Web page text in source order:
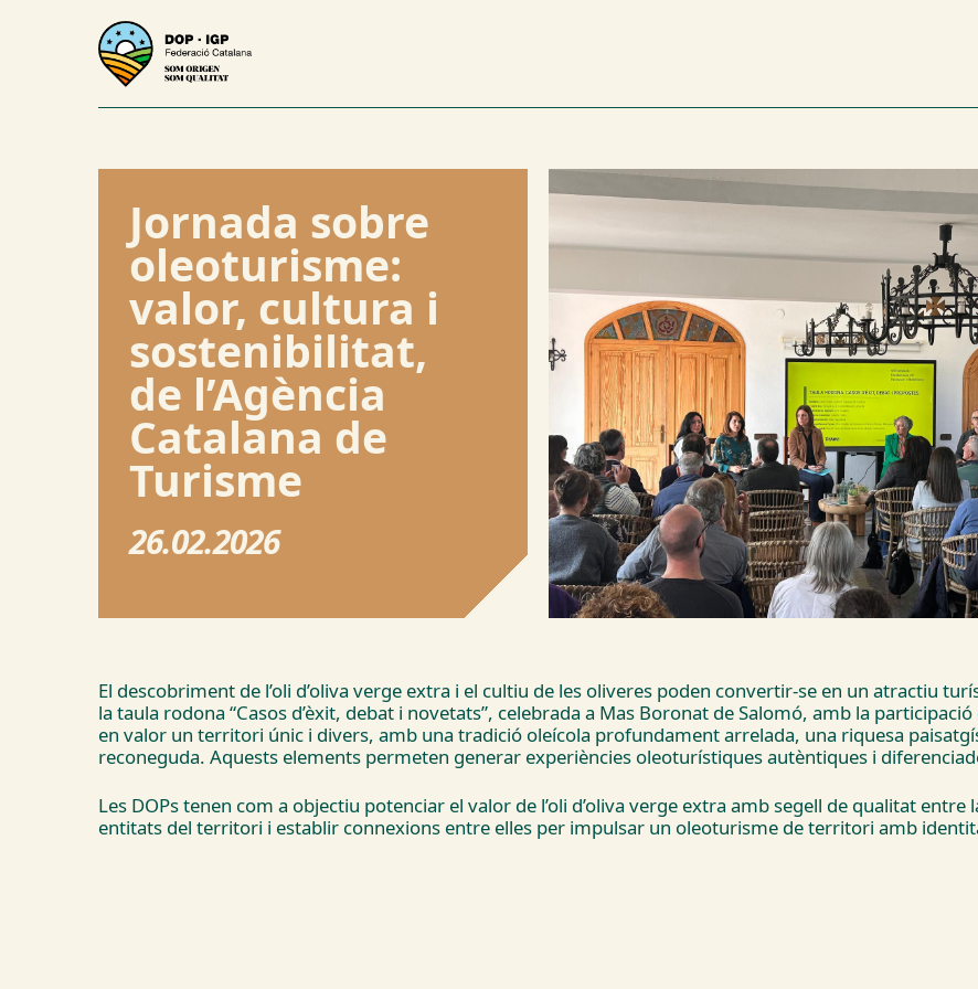
Jornada sobre
oleoturisme:
valor, cultura i
sostenibilitat,
de l’Agència
Catalana de
Turisme
26.02.2026
El descobriment de l’oli d’oliva verge extra i el cultiu de les oliveres poden convertir-se en un atractiu
la taula rodona “Casos d’èxit, debat i novetats”, celebrada a Mas Boronat de Salomó, amb la
en valor un territori únic i divers, amb una tradició oleícola profundament arrelada, una riquesa
reconeguda. Aquests elements permeten generar experiències oleoturístiques autèntiques i
Les DOPs tenen com a objectiu potenciar el valor de l’oli d’oliva verge extra amb segell de qualitat
entitats del territori i establir connexions entre elles per impulsar un oleoturisme de territori amb